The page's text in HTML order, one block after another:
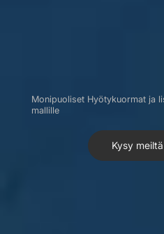
Monipuoliset Hyötykuormat ja
mallille
Kysy